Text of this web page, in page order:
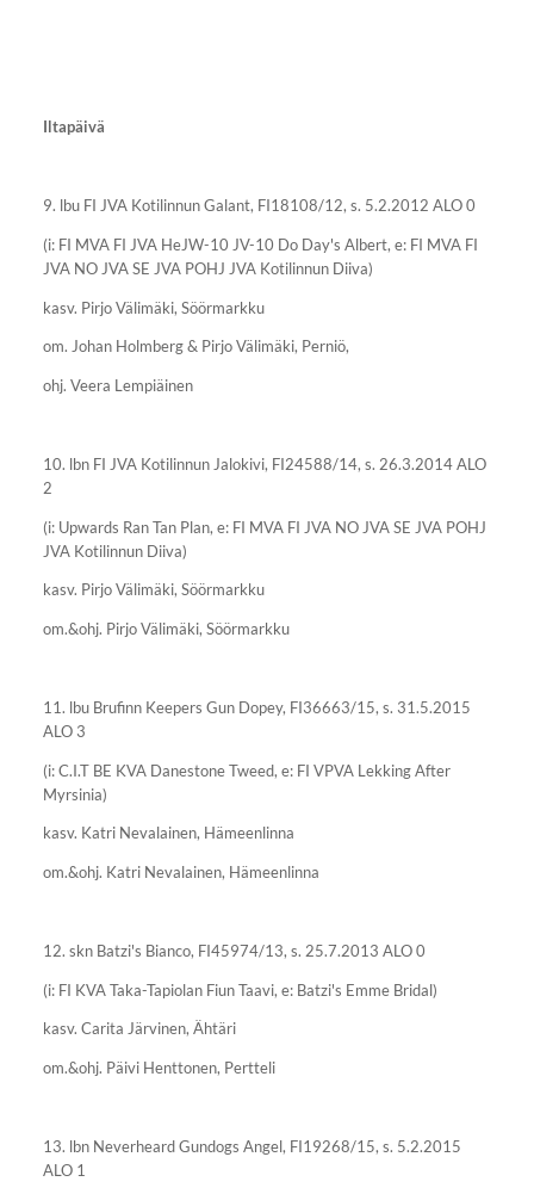
Iltapäivä
9. lbu FI JVA Kotilinnun Galant, FI18108/12, s. 5.2.2012 ALO 0
(i: FI MVA FI JVA HeJW-10 JV-10 Do Day's Albert, e: FI MVA FI
JVA NO JVA SE JVA POHJ JVA Kotilinnun Diiva)
kasv. Pirjo Välimäki, Söörmarkku
om. Johan Holmberg & Pirjo Välimäki, Perniö,
ohj. Veera Lempiäinen
10. lbn FI JVA Kotilinnun Jalokivi, FI24588/14, s. 26.3.2014 ALO
2
(i: Upwards Ran Tan Plan, e: FI MVA FI JVA NO JVA SE JVA POHJ
JVA Kotilinnun Diiva)
kasv. Pirjo Välimäki, Söörmarkku
om.&ohj. Pirjo Välimäki, Söörmarkku
11. lbu Brufinn Keepers Gun Dopey, FI36663/15, s. 31.5.2015
ALO 3
(i: C.I.T BE KVA Danestone Tweed, e: FI VPVA Lekking After
Myrsinia)
kasv. Katri Nevalainen, Hämeenlinna
om.&ohj. Katri Nevalainen, Hämeenlinna
12. skn Batzi's Bianco, FI45974/13, s. 25.7.2013 ALO 0
(i: FI KVA Taka-Tapiolan Fiun Taavi, e: Batzi's Emme Bridal)
kasv. Carita Järvinen, Ähtäri
om.&ohj. Päivi Henttonen, Pertteli
13. lbn Neverheard Gundogs Angel, FI19268/15, s. 5.2.2015
ALO 1